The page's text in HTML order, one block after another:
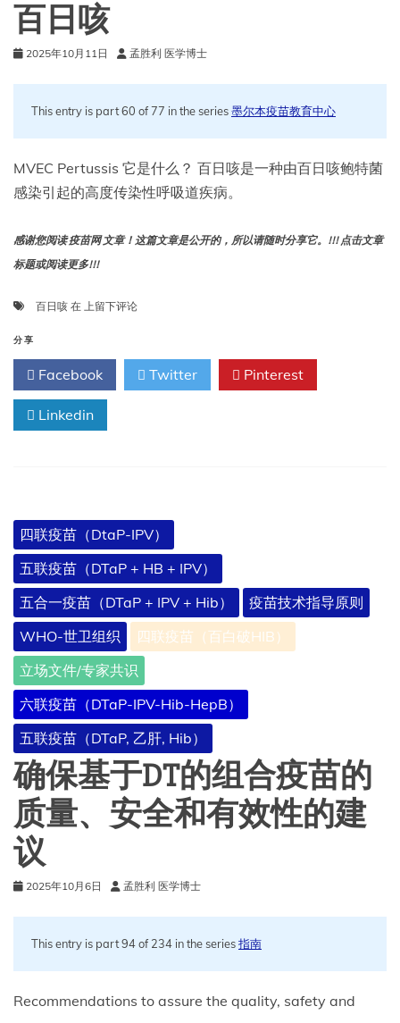
百日咳
2025年10月11日 孟胜利 医学博士
This entry is part 60 of 77 in the series墨尔本疫苗教育中心
MVEC Pertussis 它是什么？ 百日咳是一种由百日咳鲍特菌
感染引起的高度传染性呼吸道疾病。
感谢您阅读 疫苗网 文章！这篇文章是公开的，所以请随时分享它。!!! 点击文章
标题或阅读更多!!!
百日咳 在 百
上留下评论
分享
Facebook Twitter Pinterest
Linkedin
四联疫苗（DtaP-IPV）
五联疫苗（DTaP + HB + IPV）
五合一疫苗（DTaP + IPV + Hib）
疫苗技术指导原则
WHO-世卫组织
四联疫苗（百白破HIB）
立场文件/专家共识
六联疫苗（DTaP-IPV-Hib-HepB）
五联疫苗（DTaP, 乙肝, Hib）
确保基于DT的组合疫苗的
质量、安全和有效性的建
议
2025年10月6日 孟胜利 医学博士
This entry is part 94 of 234 in the series指南
Recommendations to assure the quality, safety and